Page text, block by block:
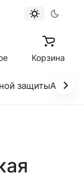
Корзина
защиты